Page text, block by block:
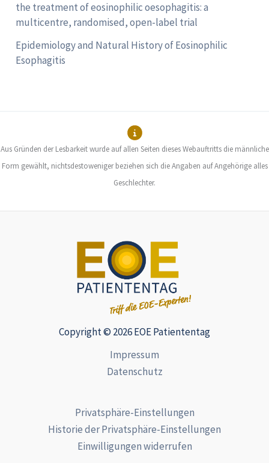
the treatment of eosinophilic oesophagitis: a
multicentre, randomised, open-label trial
Epidemiology and Natural History of Eosinophilic
Esophagitis
Aus Gründen der Lesbarkeit wurde auf allen Seiten dieses Webauftritts die männliche
Form gewählt, nichtsdestoweniger beziehen sich die Angaben auf Angehörige alles
Geschlechter.
Copyright © 2026 EOE Patiententag
Impressum
Datenschutz
Privatsphäre-Einstellungen
Historie der Privatsphäre-Einstellungen
Einwilligungen widerrufen